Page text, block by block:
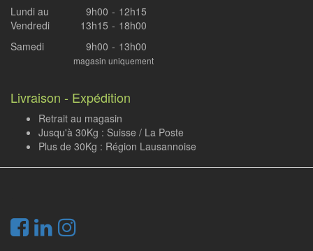
Lundi au
Vendredi
9h00
13h15
-
-
12h15
18h00
Samedi
9h00 - 13h00
magasin uniquement
Livraison - Expédition
Retrait au magasin
Jusqu'à 30Kg : Suisse / La Poste
Plus de 30Kg : Région Lausannoise